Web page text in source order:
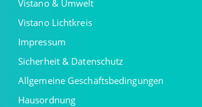
Vistano & Umwelt
Vistano Lichtkreis
Impressum
Sicherheit & Datenschutz
Allgemeine Geschäftsbedingungen
Hausordnung